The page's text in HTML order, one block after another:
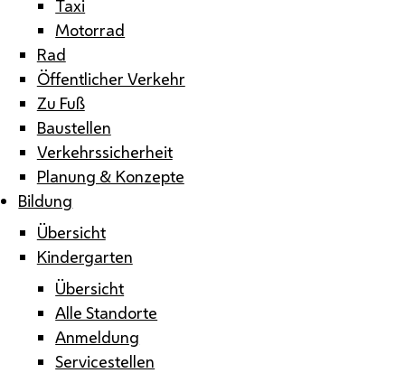
Taxi
Motorrad
Rad
Öffentlicher Verkehr
Zu Fuß
Baustellen
Verkehrssicherheit
Planung & Konzepte
Bildung
Übersicht
Kindergarten
Übersicht
Alle Standorte
Anmeldung
Servicestellen